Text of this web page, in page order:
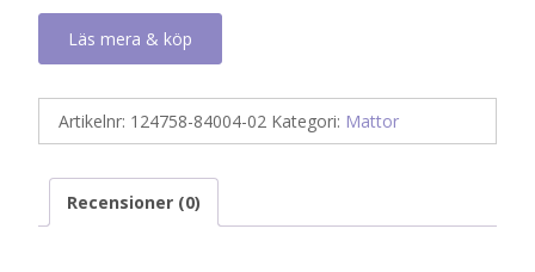
Läs mera & köp
Artikelnr: 124758-84004-02 Kategori: Mattor
Recensioner (0)